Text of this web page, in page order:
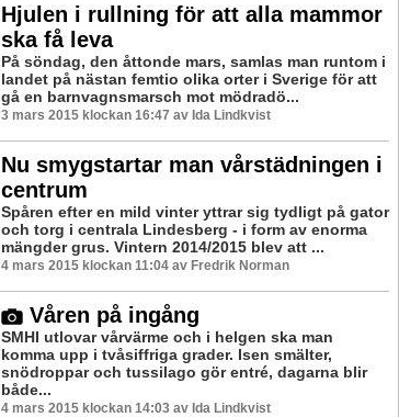
Hjulen i rullning för att alla mammor
ska få leva
På söndag, den åttonde mars, samlas man runtom i
landet på nästan femtio olika orter i Sverige för att
gå en barnvagnsmarsch mot mödradö...
3 mars 2015 klockan 16:47 av Ida Lindkvist
Nu smygstartar man vårstädningen i
centrum
Spåren efter en mild vinter yttrar sig tydligt på gator
och torg i centrala Lindesberg - i form av enorma
mängder grus. Vintern 2014/2015 blev att ...
4 mars 2015 klockan 11:04 av Fredrik Norman
Våren på ingång
SMHI utlovar vårvärme och i helgen ska man
komma upp i tvåsiffriga grader. Isen smälter,
snödroppar och tussilago gör entré, dagarna blir
både...
4 mars 2015 klockan 14:03 av Ida Lindkvist